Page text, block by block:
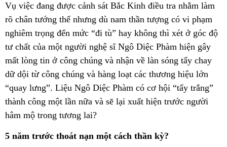
Vụ việc đang được cảnh sát Bắc Kinh điều tra nhằm làm
rõ chân tướng thế nhưng dù nam thần tượng có vi phạm
nghiêm trọng đến mức “đi tù” hay không thì xét ở góc độ
tư chất của một người nghệ sĩ Ngô Diệc Phàm hiện gây
mất lòng tin ở công chúng và nhận về làn sóng tẩy chay
dữ dội từ công chúng và hàng loạt các thương hiệu lớn
“quay lưng”. Liệu Ngô Diệc Phàm có cơ hội “tẩy trắng”
thành công một lần nữa và sẽ lại xuất hiện trước người
hâm mộ trong tương lai?
5 năm trước thoát nạn một cách thần kỳ?